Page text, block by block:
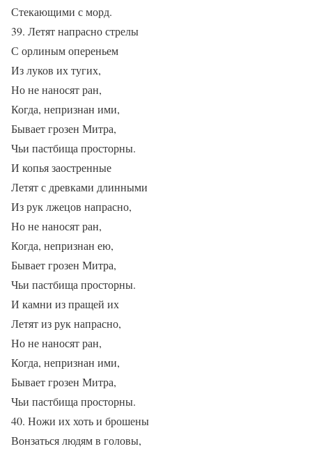
Стекающими с морд.
39. Летят напрасно стрелы
С орлиным опереньем
Из луков их тугих,
Но не наносят ран,
Когда, непризнан ими,
Бывает грозен Митра,
Чьи пастбища просторны.
И копья заостренные
Летят с древками длинными
Из рук лжецов напрасно,
Но не наносят ран,
Когда, непризнан ею,
Бывает грозен Митра,
Чьи пастбища просторны.
И камни из пращей их
Летят из рук напрасно,
Но не наносят ран,
Когда, непризнан ими,
Бывает грозен Митра,
Чьи пастбища просторны.
40. Ножи их хоть и брошены
Вонзаться людям в головы,